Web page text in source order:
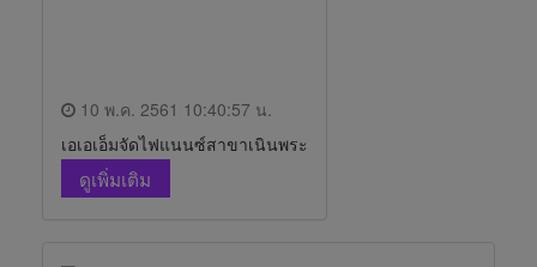
10 พ.ค. 2561 10:40:57 น.
เอเอเอ็มจัดไฟแนนซ์สาขาเนินพระ
ดูเพิ่มเติม